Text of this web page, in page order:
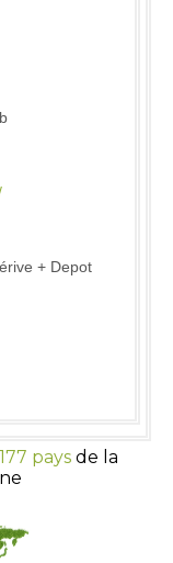
+ Depot
177 paysde la